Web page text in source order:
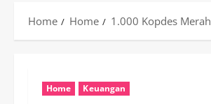
Home Home 1.000 Kopdes
Home Keuangan